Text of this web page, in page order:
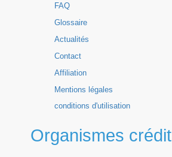
FAQ
Glossaire
Actualités
Contact
Affiliation
Mentions légales
conditions d'utilisation
Organismes crédit